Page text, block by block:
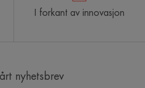
I forkant av innovasjon
nyhetsbrev